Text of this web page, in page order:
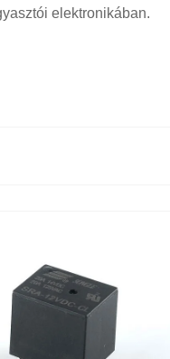
elektronikában.